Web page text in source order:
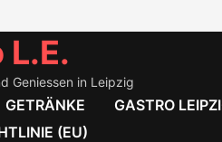
Geniessen in Leipzig
GETRÄNKE GASTRO
(EU)